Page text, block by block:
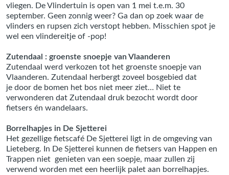
vliegen. De Vlindertuin is open van 1 mei t.e.m. 30
september. Geen zonnig weer? Ga dan op zoek waar de
vlinders en rupsen zich verstopt hebben. Misschien spot je
wel een vlindereitje of -pop!
Zutendaal : groenste snoepje van Vlaanderen
Zutendaal werd verkozen tot het groenste snoepje van
Vlaanderen. Zutendaal herbergt zoveel bosgebied dat
je door de bomen het bos niet meer ziet… Niet te
verwonderen dat Zutendaal druk bezocht wordt door
fietsers én wandelaars.
Borrelhapjes in De Sjetterei
Het gezellige fietscafé De Sjetterei ligt in de omgeving van
Lieteberg. In De Sjetterei kunnen de fietsers van Happen en
Trappen niet genieten van een soepje, maar zullen zij
verwend worden met een heerlijk palet aan borrelhapjes.